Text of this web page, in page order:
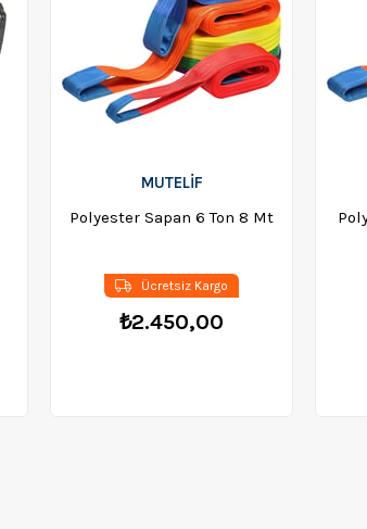
MUTELİF
Polyester Sapan 6 Ton 8 Mt
₺2.450,00
Ücretsiz Kargo